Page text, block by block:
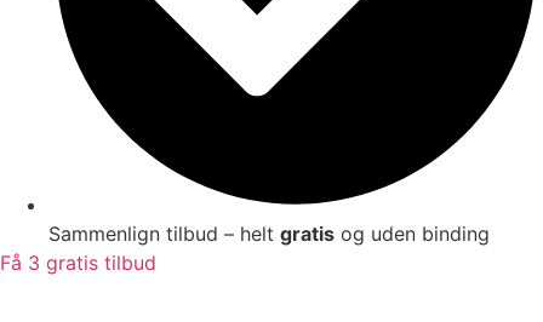
Sammenlign tilbud – helt gratis og uden binding
Få 3 gratis tilbud